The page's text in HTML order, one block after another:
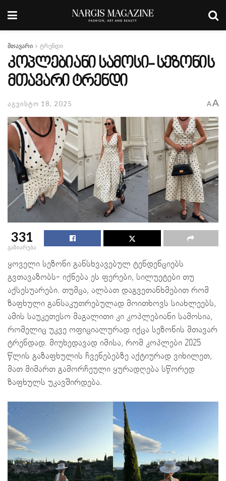
მთავარი ტრენდი
კოპლებიანი სამოსი- სეზონის
მთავარი ტრენდი
აგვისტო 18, 2025 A A
331
გაზიარება
ყოველი სეზონი განსხვავებულ ტენდენციებს
გვთავაზობს- იქნება ეს ფერები, სილუეტები თუ
აქსესუარები. თუმცა, ალბათ დაგვეთანხმებით რომ
ზაფხული განსაკუთრებულად მოითხოვს სიახლეებს,
ამის საუკეთესო მაგალითი კი კოპლებიანი სამოსია,
რომელიც უკვე ოფიციალურად იქცა სეზონის მთავარ
ტრენდად. მიუხედავად იმისა, რომ კოპლები 2025
წლის გაზაფხულის ჩვენებებზე აქტიურად ვიხილეთ,
მათ მიმართ გამორჩეული ყურადღება სწორედ
ზაფხულს უკავშირდება.